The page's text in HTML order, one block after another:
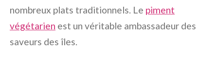
nombreux plats traditionnels. Le piment
végétarien est un véritable ambassadeur des
saveurs des îles.